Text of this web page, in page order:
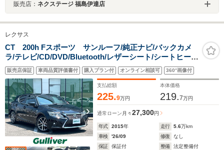
販売店： ネクステージ 福島伊達店
レクサス
CT 200h Fスポーツ サンルーフ/純正ナビ/バックカメ
ラ/テレビ/CD/DVD/Bluetooth/レザーシート/シートヒータ
ー/ステアリングヒーター/クルーズコントロール/パドルシ
フト/ビルトインETC/ドライブレコーダ
販売店保証 車両品質評価書付 購入プラン付 オンライン相談可 360°画像付
支払総額
225.9万円
本体価格
219.7万円
通常ローン 月々27,300円
年式 2015年 走行 5.6万km
車検
'26/09 修復
なし
保証
保証付 整備
法定整備付